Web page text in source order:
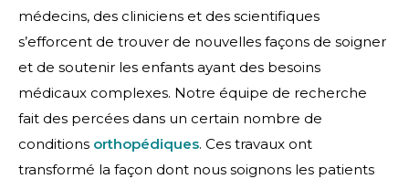
médecins, des cliniciens et des scientifiques
s’efforcent de trouver de nouvelles façons de soigner
et de soutenir les enfants ayant des besoins
médicaux complexes. Notre équipe de recherche
fait des percées dans un certain nombre de
conditions orthopédiques. Ces travaux ont
transformé la façon dont nous soignons les patients